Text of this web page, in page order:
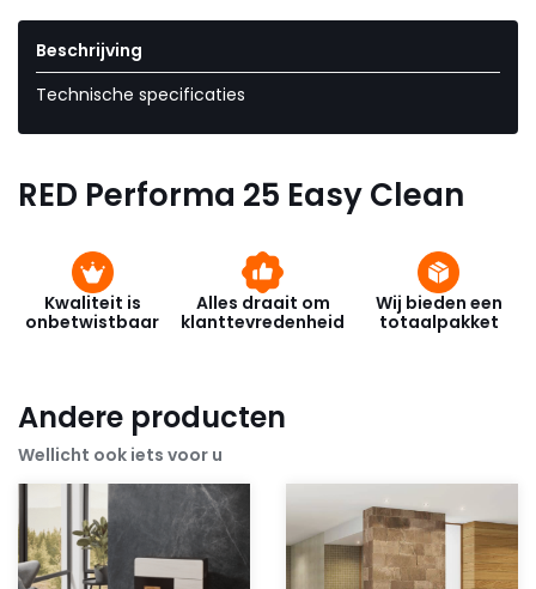
Beschrijving
Technische specificaties
RED Performa 25 Easy Clean
Kwaliteit is
onbetwistbaar
Alles draait om
klanttevredenheid
Wij bieden een
totaalpakket
Andere producten
Wellicht ook iets voor u